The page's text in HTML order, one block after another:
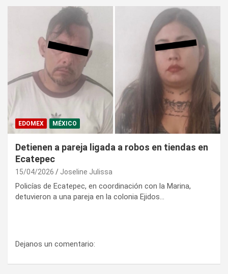
EDOMEX MÉXICO
Detienen a pareja ligada a robos en tiendas en
Ecatepec
15/04/2026 Joseline Julissa
Policías de Ecatepec, en coordinación con la Marina,
detuvieron a una pareja en la colonia Ejidos…
Dejanos un comentario: